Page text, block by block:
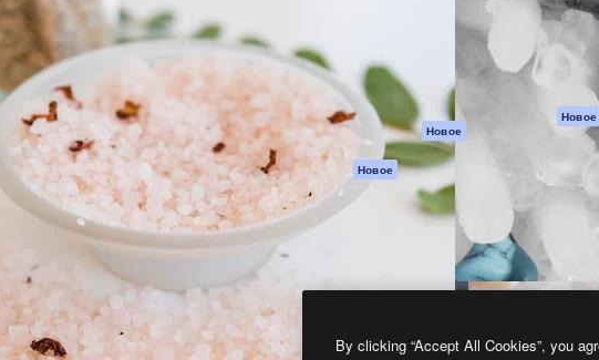
Генератор голоса
на основе ИИ
Стоковый контент
MCP для
Claude/ChatGPT
Новое
Агенты Новое
API
Мобильное
Magnific
Условия и
положения
Политика
Новое
Политика файлов
cookie
Центр доверия
Партнеры
Предприятие
By clicking “Accept All Cookies”, you